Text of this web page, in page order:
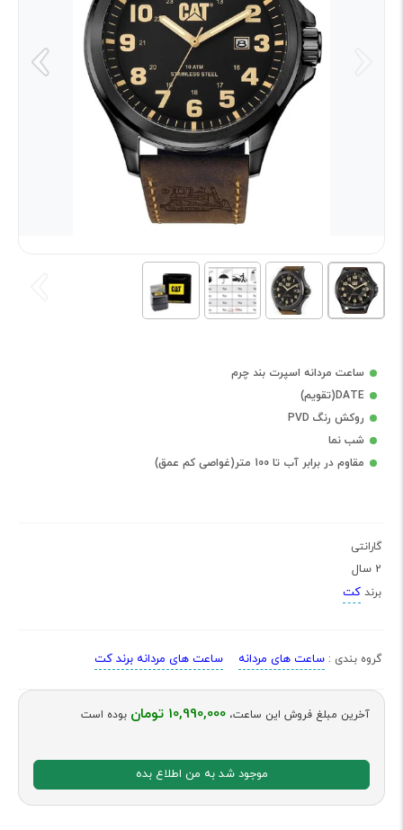
ساعت مردانه اسپرت بند چرم
DATE(تقویم)
روکش رنگ PVD
شب نما
مقاوم در برابر آب تا 100 متر(غواصی کم عمق)
گارانتی
2 سال
برند کت
گروه بندی : ساعت های مردانه ساعت های مردانه برند کت
آخرین مبلغ فروش این ساعت، 10,990,000 تومان بوده است
موجود شد به من اطلاع بده